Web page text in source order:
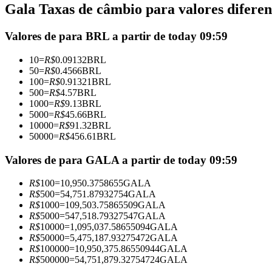
Futuros usando USDC como garantia
Copiar Trading
Junte-se aos principais traders
Gala Taxas de câmbio para valores
Valores de para BRL a partir de today 09:59
10=R$0.09132BRL
50=R$0.4566BRL
100=R$0.91321BRL
500=R$4.57BRL
1000=R$9.13BRL
5000=R$45.66BRL
10000=R$91.32BRL
50000=R$456.61BRL
Valores de para GALA a partir de today 09:59
R$100=10,950.3758655GALA
R$500=54,751.87932754GALA
R$1000=109,503.75865509GALA
R$5000=547,518.79327547GALA
R$10000=1,095,037.58655094GALA
R$50000=5,475,187.93275472GALA
R$100000=10,950,375.86550944GALA
R$500000=54,751,879.32754724GALA